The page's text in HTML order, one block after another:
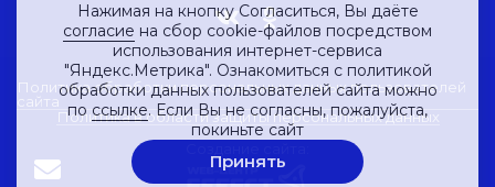
Политика обработки персональных данных пользователей
сайта
Политика в области защиты персональных данных
Нажимая на кнопку Согласиться, Вы даёте
согласие на сбор cookie-файлов посредством
использования интернет-сервиса
"Яндекс.Метрика". Ознакомиться с политикой
обработки данных пользователей сайта можно
поссылке. Если Вы не согласны, пожалуйста,
покиньте сайт
Принять